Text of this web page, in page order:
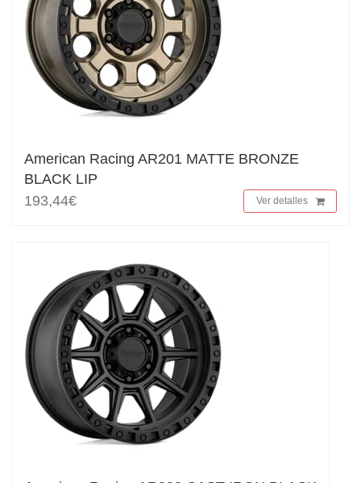
American Racing AR201 MATTE BRONZE
BLACK LIP
193,44€
Ver detalles